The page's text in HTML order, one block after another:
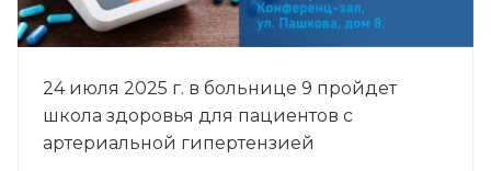
24 июля 2025 г. в больнице 9 пройдет
школа здоровья для пациентов с
артериальной гипертензией